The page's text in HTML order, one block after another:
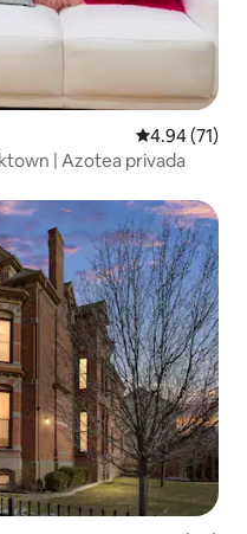
Calificación
4.94 (71)
| Azotea privada